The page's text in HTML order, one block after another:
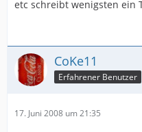
etc schreibt wenigsten ein
CoKe11
Erfahrener Benutzer
17. Juni 2008 um 21:35